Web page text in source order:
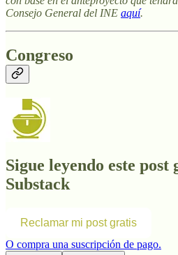
Consejo General del INE aquí.
Congreso
Sigue leyendo este
Substack
Reclamar mi post gratis
O compra una suscripción de pago.